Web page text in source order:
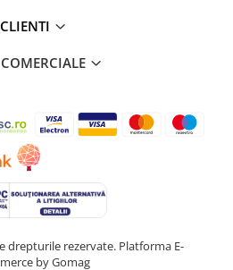
CLIENTI
drepturile rezervate. Platforma E-
by Gomag